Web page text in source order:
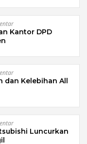
Kantor DPD
dan Kelebihan All
Luncurkan